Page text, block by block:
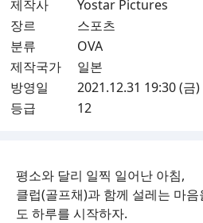
제작사
Yostar Pictures
장르
스포츠
분류
OVA
제작국가
일본
방영일
2021.12.31 19:30 (금)
등급
12
평소와 달리 일찍 일어난 아침,
클럽(골프채)과 함께 설레는 마
도 하루를 시작하자.